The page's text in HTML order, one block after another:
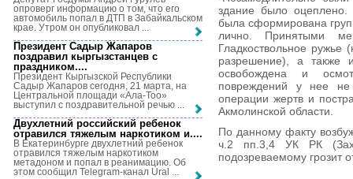
здание было оцеплено.
была сформирована
лично. Принятыми
Гладкоствольное
разрешение), а также
освобождена и
повреждений у нее не
операции жертв и
Акмолинской области.
По данному факту
ч.2 пп.3,4 УК РК
подозреваемому грозит
опроверг информацию о том, что его
автомобиль попал в ДТП в Забайкальском
крае. Утром он опубликовал ...
Президент Садыр Жапаров
поздравил кыргызстанцев с
праздником....
Президент Кыргызской Республики
Садыр Жапаров сегодня, 21 марта, на
Центральной площади «Ала-Тоо»
выступил с поздравительной речью ...
Двухлетний российский ребенок
отравился тяжелым наркотиком и....
В Екатеринбурге двухлетний ребенок
отравился тяжелым наркотиком
метадоном и попал в реанимацию. Об
этом сообщил Telegram-канал Ural ...